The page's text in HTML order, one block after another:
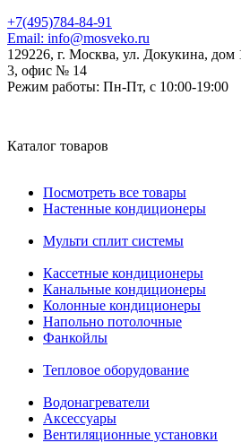
+7(495)784-84-91
Email: info@mosveko.ru
129226, г. Москва, ул. Докукина, дом
3, офис № 14
Режим работы: Пн-Пт, с 10:00-19:00
Каталог товаров
Посмотреть все товары
Настенные кондиционеры
Мульти сплит системы
Кассетные кондиционеры
Канальные кондиционеры
Колонные кондиционеры
Напольно потолочные
Фанкойлы
Тепловое оборудование
Водонагреватели
Аксессуары
Вентиляционные установки